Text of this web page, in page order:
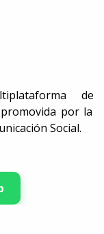
de
por la
Social.